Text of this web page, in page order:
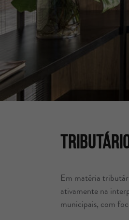
Em matéria
ativamente na
municipais, com